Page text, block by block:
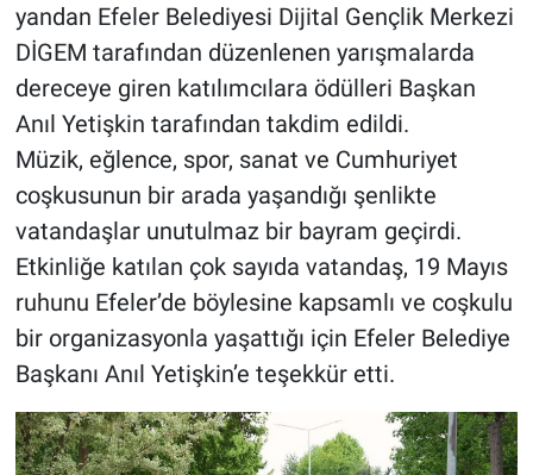
yandan Efeler Belediyesi Dijital Gençlik Merkezi
DİGEM tarafından düzenlenen yarışmalarda
dereceye giren katılımcılara ödülleri Başkan
Anıl Yetişkin tarafından takdim edildi.
Müzik, eğlence, spor, sanat ve Cumhuriyet
coşkusunun bir arada yaşandığı şenlikte
vatandaşlar unutulmaz bir bayram geçirdi.
Etkinliğe katılan çok sayıda vatandaş, 19 Mayıs
ruhunu Efeler’de böylesine kapsamlı ve coşkulu
bir organizasyonla yaşattığı için Efeler Belediye
Başkanı Anıl Yetişkin’e teşekkür etti.